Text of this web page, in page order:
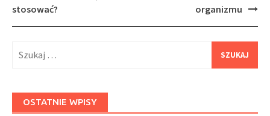
stosować?
organizmu
OSTATNIE WPISY